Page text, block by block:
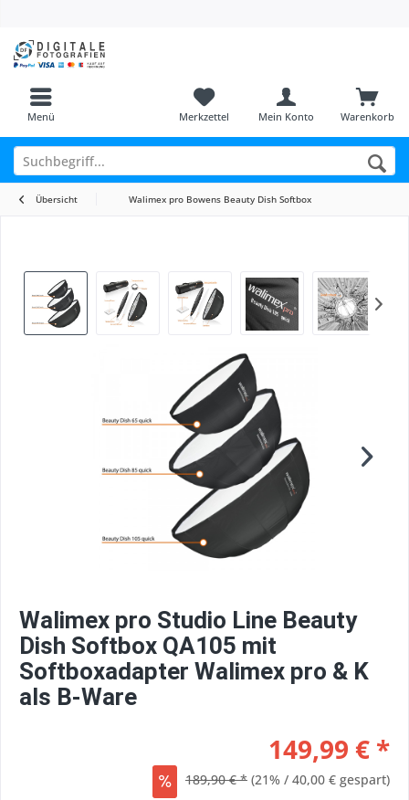
Menü Warenkorb
Merkzettel Mein Konto
Übersicht Walimex pro Bowens Beauty Dish Softbox
Walimex pro Studio Line Beauty
Dish Softbox QA105 mit
Softboxadapter Walimex pro & K
als B-Ware
149,99 € *
189,90 € * (21% / 40,00 € gespart)